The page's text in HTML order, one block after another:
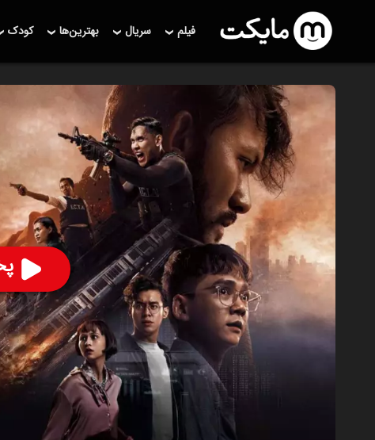
فیلم سریال بهترین‌ها کودک